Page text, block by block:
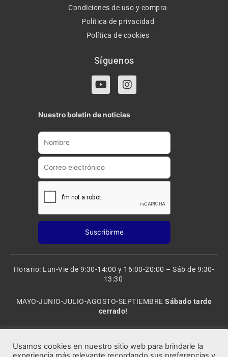
Condiciones de uso y compra
Política de privacidad
Política de cookies
Síguenos
Y
o
t
u
b
I
n
t
a
g
a
Nuestro boletin de noticias
Horario: Lun-Vie de 9:30-14:00 y 16:00-20:00 – Sáb de 9:30-
13:30
MAYO-JUNIO-JULIO-AGOSTO-SEPTIEMBRESábado tarde
cerrado!
Usamos cookies en nuestro sitio web para brindarle la